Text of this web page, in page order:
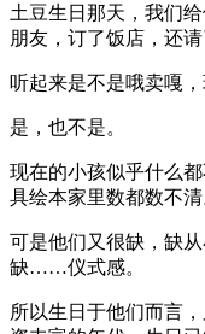
土豆生日那天，我们
朋友，订了饭店，还
听起来是不是哦卖嘎
是，也不是。
现在的小孩似乎什么
具绘本家里数都数不清
可是他们又很缺，缺
缺……仪式感。
所以生日于他们而言